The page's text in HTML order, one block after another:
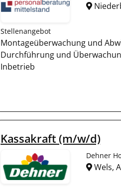
Stellenangebot
Montageüberwachung und
Durchführung und
Inbetrieb
Kassakraft (m/w/d)
Dehner
Wels,